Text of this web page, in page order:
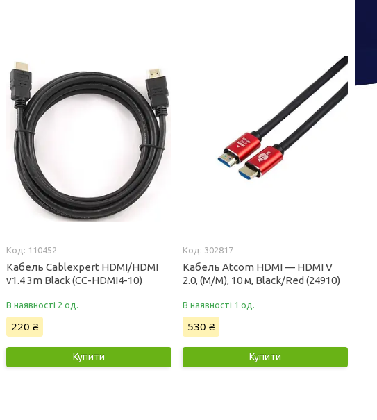
110452
Кабель Cablexpert HDMI/HDMI
v1.4 3m Black (СС-HDMI4-10)
В наявності 2 од.
220 ₴
Купити
302817
Кабель Atcom HDMI — HDMI V
2.0, (M/M), 10 м, Black/Red (24910)
В наявності 1 од.
530 ₴
Купити